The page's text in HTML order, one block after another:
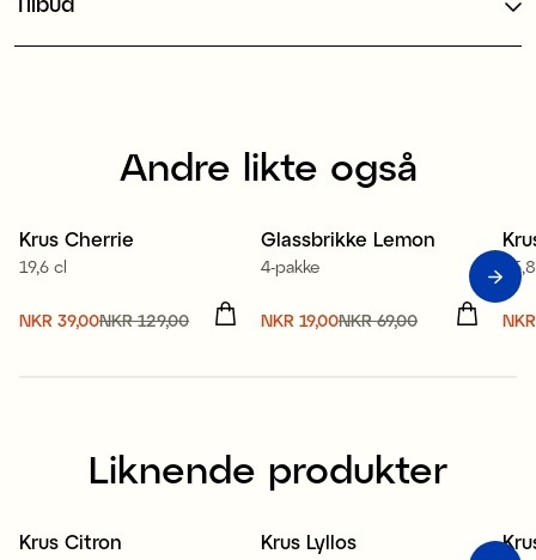
Andre likte også
Sale
Krus Cherrie
19,6 cl
Nåværende pris:
NKR 39,00NKR 129,00
Sale
Glassbrikke Lemon
4-pakke
Nåværende pris:
NKR 19,00NKR 69,00
Liknende produkter
Sale
Krus Citron Sale
Krus Lyllos